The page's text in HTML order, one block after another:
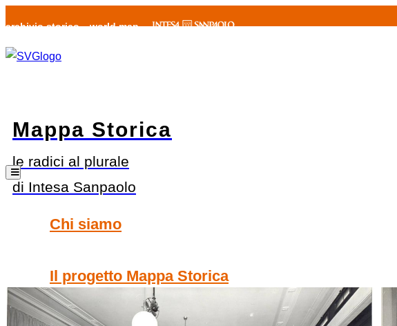
archivio storico world map
Mappa Storica
le radici al plurale
di Intesa Sanpaolo
Chi siamo
Il progetto Mappa Storica